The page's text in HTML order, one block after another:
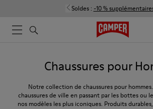
Soldes : -10 %
Chaussures pour
Notre collection de chaussures pour
chaussures de ville en passant par les bottes ou
nos modèles les plus iconiques. Produits